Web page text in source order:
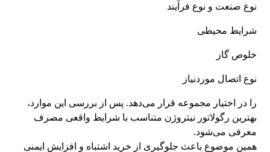
نوع صنعت و نوع فرآیند
شرایط محیطی
خلوص گاز
نوع اتصال موردنیاز
را در اختیار مجموعه قرار می‌دهد. پس از بررسی این موارد،
بهترین رگولاتور نیتروژن متناسب با شرایط واقعی مصرف
معرفی می‌شود.
همین موضوع باعث جلوگیری از خرید اشتباه و افزایش ایمنی